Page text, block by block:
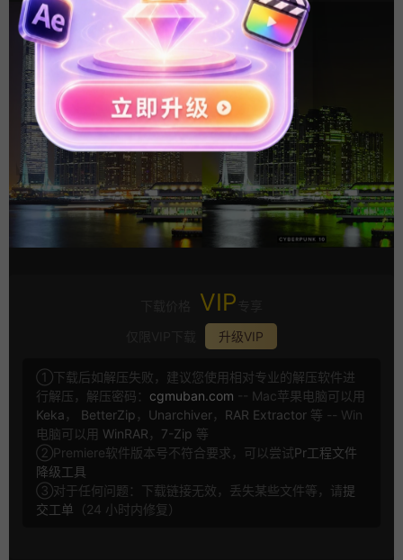
VIP
升级VIP
①下载后如解压失败，建议您使用相对专业的解压软件进
行解压，解压密码： cgmuban.com -- Mac苹果电脑可以用
Keka ， BetterZip ， Unarchiver， RAR Extractor 等 -- Win
电脑可以用 WinRAR ， 7-Zip 等
②Premiere软件版本号不符合要求，可以尝试Pr工程文件
降级工具
③对于任何问题：下载链接无效，丢失某些文件等，请提
交工单 （24 小时内修复）